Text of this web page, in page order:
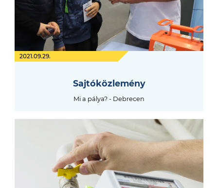
2021.09.29.
Sajtóközlemény
Mi a pálya? - Debrecen